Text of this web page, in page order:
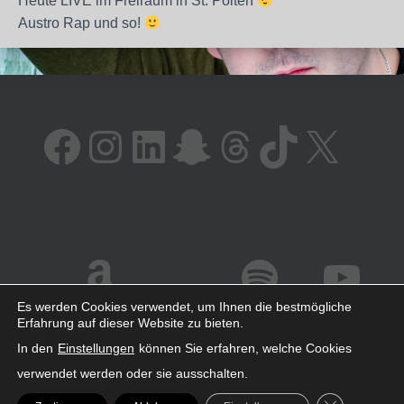
Austro Rap und so!
FACEBOOK INSTAGRAM LINKEDIN SNAPCHAT THREADS TIKTOK
Es werden Cookies verwendet, um Ihnen die bestmögliche
Erfahrung auf dieser Website zu bieten.
In den Einstellungen können Sie erfahren, welche Cookies
verwendet werden oder sie ausschalten.